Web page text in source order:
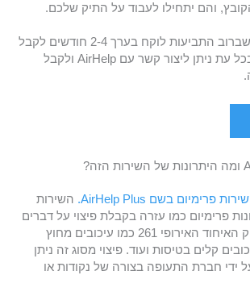
והם יתחילו לעבוד על התיק שלכם.
ב-AirHelp אומרים שברוב התביעות לוקח בערך 2-4 חודשים לקבל
פיצוי. בכל מקרה, בכל עת ניתן ליצור קשר עם AirHelp ולקבל
השירות
פרימיום כמו עזרה בקבלת פיצוי על דברים
שאינם מכוסים בחוק האיחוד האירופי 261 כמו עיכובים מחוץ
קלים בטיסות ועוד. פיצוי מסוג זה ניתן
ידי חברת התעופה בצורה של נקודות או